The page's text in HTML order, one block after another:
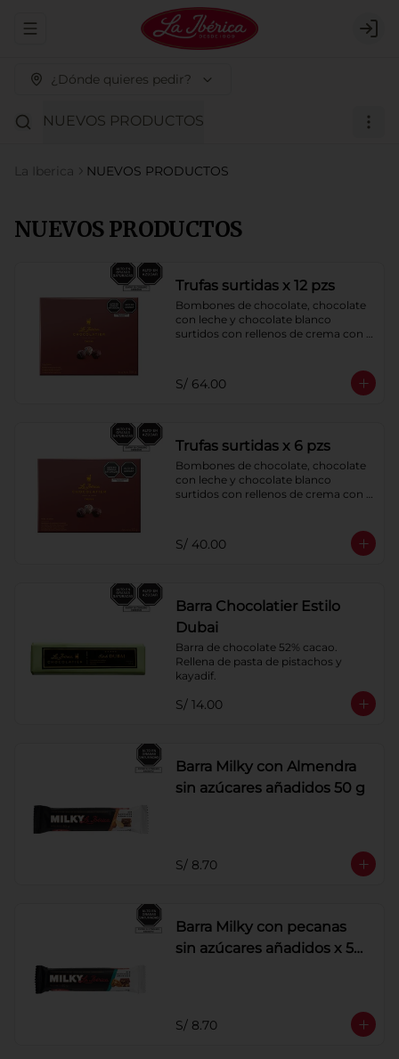
Abrir menu de navegación
¿Dónde quieres pedir?
NUEVOS PRODUCTOS
La Iberica NUEVOS PRODUCTOS
NUEVOS PRODUCTOS
Trufas surtidas x 12 pzs
Bombones de chocolate, chocolate
con leche y chocolate blanco
surtidos con rellenos de crema con
con café.
S/ 64.00
Trufas surtidas x 6 pzs
Bombones de chocolate, chocolate
con leche y chocolate blanco
surtidos con rellenos de crema con
con café.
S/ 40.00
Barra Chocolatier Estilo
Dubai
Barra de chocolate 52% cacao.
Rellena de pasta de pistachos y
kayadif.
S/ 14.00
Barra Milky con Almendra
sin azúcares añadidos 50 g
S/ 8.70
Barra Milky con pecanas
sin azúcares añadidos x 50
S/ 8.70